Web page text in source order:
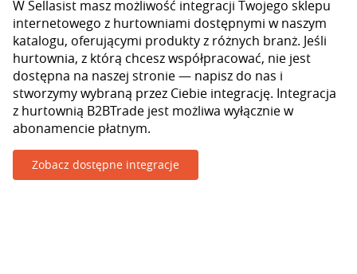
W Sellasist masz możliwość integracji Twojego sklepu
internetowego z hurtowniami dostępnymi w naszym
katalogu, oferującymi produkty z różnych branż. Jeśli
hurtownia, z którą chcesz współpracować, nie jest
dostępna na naszej stronie — napisz do nas i
stworzymy wybraną przez Ciebie integrację. Integracja
z hurtownią B2BTrade jest możliwa wyłącznie w
abonamencie płatnym.
Zobacz dostępne integracje